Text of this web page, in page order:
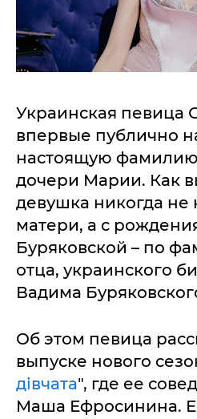
Украинская певица
впервые публично
настоящую
дочери Марии. Как
девушка никогда
матери, а с
Буряковской – по
отца, украинского
Вадима
Об этом певица
выпуске нового
дівчата", где ее
Маша Ефросинина.